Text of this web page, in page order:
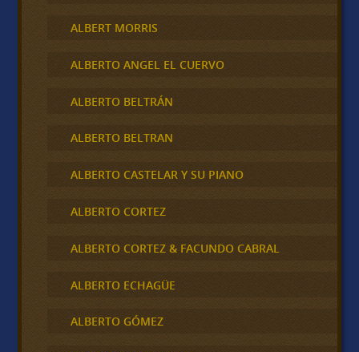
ALBERT MORRIS
ALBERTO ANGEL EL CUERVO
ALBERTO BELTRÁN
ALBERTO BELTRAN
ALBERTO CASTELAR Y SU PIANO
ALBERTO CORTEZ
ALBERTO CORTEZ & FACUNDO CABRAL
ALBERTO ECHAGÜE
ALBERTO GÓMEZ